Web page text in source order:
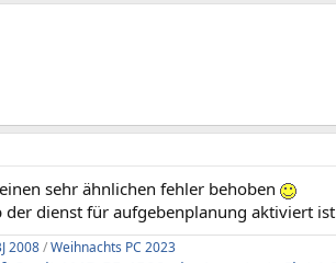
sehr ähnlichen fehler behoben
der dienst für aufgebenplanung aktiviert
2008/Weihnachts PC 2023